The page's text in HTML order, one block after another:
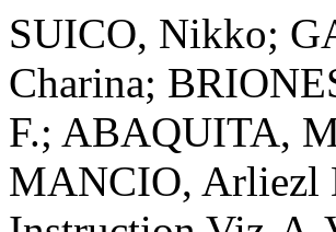
SUICO, Nikko;
Charina;
F.; ABAQUITA,
MANCIO, Arliezl